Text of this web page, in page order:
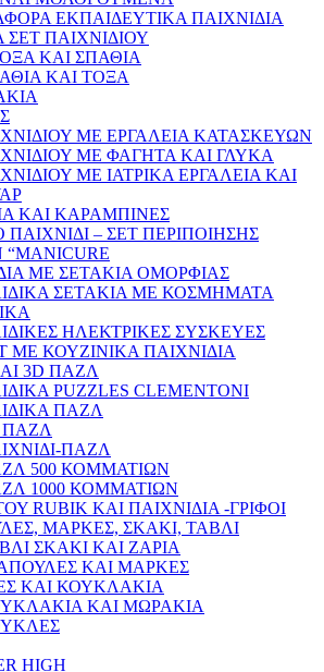
ΕΚΠΑΙΔΕΥΤΙΚΑ ΠΑΙΧΝΙΔΙΑ
ΠΑΙΧΝΙΔΙΟΥ
ΚΑΙ ΣΠΑΘΙΑ
ΚΑΙ ΤΟΞΑ
ΜΕ ΕΡΓΑΛΕΙΑ ΚΑΤΑΣΚΕΥΩΝ
ΜΕ ΦΑΓΗΤΑ ΚΑΙ ΓΛΥΚΑ
ΜΕ ΙΑΤΡΙΚΑ ΕΡΓΑΛΕΙΑ ΚΑΙ
ΚΑΙ ΚΑΡΑΜΠΙΝΕΣ
ΠΑΙΧΝΙΔΙ – ΣΕΤ ΠΕΡΙΠΟΙΗΣΗΣ
ΜΕ ΣΕΤΑΚΙΑ ΟΜΟΡΦΙΑΣ
ΣΕΤΑΚΙΑ ΜΕ ΚΟΣΜΗΜΑΤΑ
ΗΛΕΚΤΡΙΚΕΣ ΣΥΣΚΕΥΕΣ
ΜΕ ΚΟΥΖΙΝΙΚΑ ΠΑΙΧΝΙΔΙΑ
3D ΠΑΖΛ
PUZZLES CLEMENTONI
ΠΑΖΛ
ΠΑΖΛ
ΠΑΖΛ
500 ΚΟΜΜΑΤΙΩΝ
1000 ΚΟΜΜΑΤΙΩΝ
RUBIK ΚΑΙ ΠΑΙΧΝΙΔΙΑ -ΓΡΙΦΟΙ
ΜΑΡΚΕΣ, ΣΚΑΚΙ, ΤΑΒΛΙ
ΣΚΑΚΙ ΚΑΙ ΖΑΡΙΑ
ΚΑΙ ΜΑΡΚΕΣ
ΚΑΙ ΚΟΥΚΛΑΚΙΑ
ΚΑΙ ΜΩΡΑΚΙΑ
HIGH